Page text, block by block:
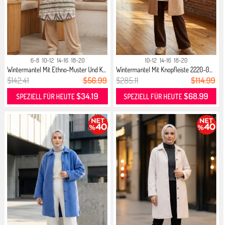
6-8 10-12 14-16 18-20
Wintermantel Mit Ethno-Muster Und K...
$142.41 $56.99
SPEZIELL FÜR HEUTE$34.19
10-12 14-16 18-20
Wintermantel Mit Knopfleiste 2220-0...
$285.11 $114.99
SPEZIELL FÜR HEUTE$68.99